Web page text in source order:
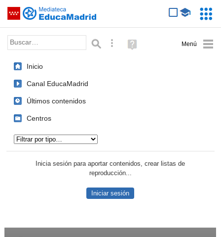
Saltar navegación
Palabra o frase: Búsqueda avanzada
Ayuda
(en
Inicio
Canal EducaMadrid
Últimos contenidos
Centros
Inicia sesión para aportar contenidos, crear listas de
reproducción...
Iniciar sesión